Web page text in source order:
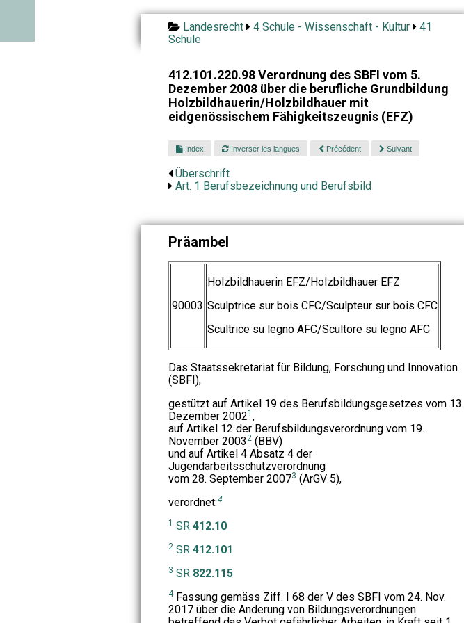
Landesrecht 4 Schule - Wissenschaft - Kultur
41
Schule
412.101.220.98 Verordnung des SBFI vom 5.
Dezember 2008 über die berufliche Grundbildung
Holzbildhauerin/Holzbildhauer mit
eidgenössischem Fähigkeitszeugnis (EFZ)
Index Inverser les langues Précédent Suivant
Überschrift
Art. 1 Berufsbezeichnung und Berufsbild
Präambel
90003
Holzbildhauerin EFZ/Holzbildhauer EFZ
Sculptrice sur bois CFC/Sculpteur sur bois CFC
Scultrice su legno AFC/Scultore su legno AFC
Das Staatssekretariat für Bildung, Forschung und Innovation
(SBFI),
gestützt auf Artikel 19 des Berufsbildungsgesetzes vom 13.
Dezember 20021 ,
auf Artikel 12 der Berufsbildungsverordnung vom 19.
November 2003 2(BBV)
und auf Artikel 4 Absatz 4 der
Jugendarbeitsschutzverordnung
vom 28. September 20073 (ArGV 5),
verordnet:4
1 SR 412.10
2 SR 412.101
3 SR 822.115
4Fassung gemäss Ziff. I 68 der V des SBFI vom 24. Nov.
2017 über die Änderung von Bildungsverordnungen